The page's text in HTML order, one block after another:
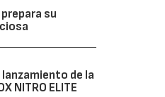
su
de la
NITRO ELITE